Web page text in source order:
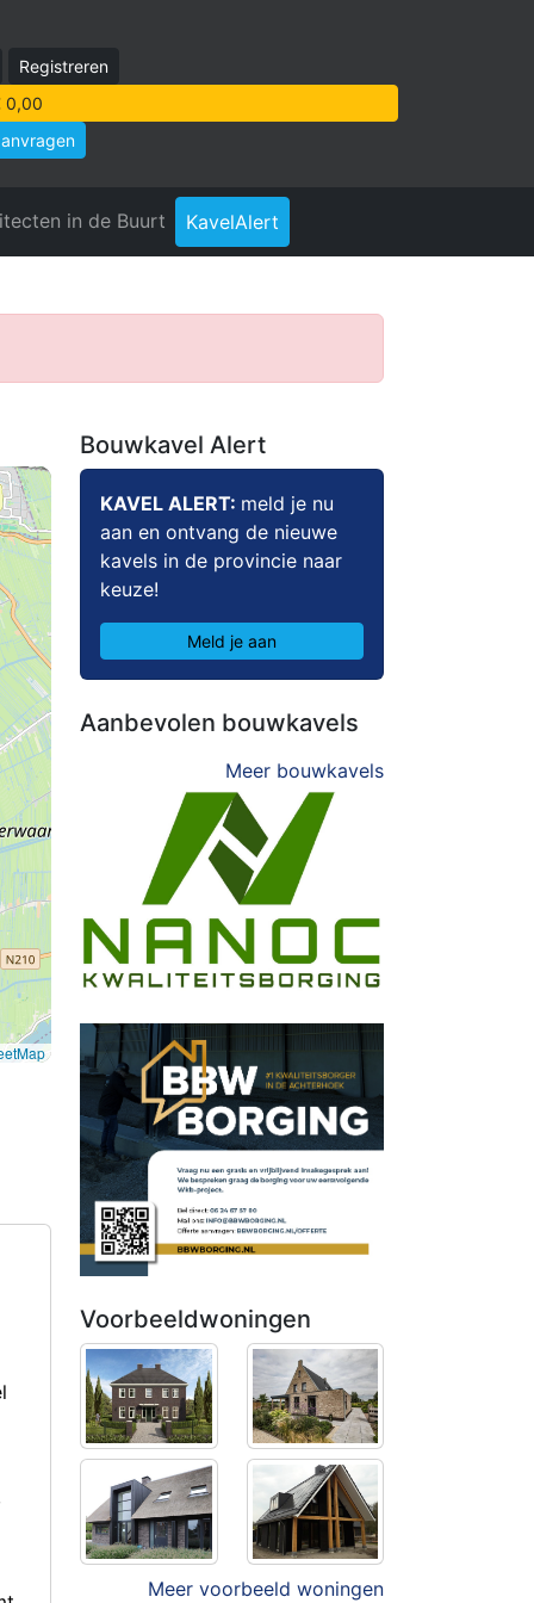
Registreren
0,00
in de Buurt KavelAlert
Bouwkavel Alert
KAVEL ALERT: meld je nu
aan en ontvang de nieuwe
kavels in de provincie naar
keuze!
Meld je aan
Aanbevolen bouwkavels
Meer bouwkavels
Voorbeeldwoningen
Meer voorbeeld woningen